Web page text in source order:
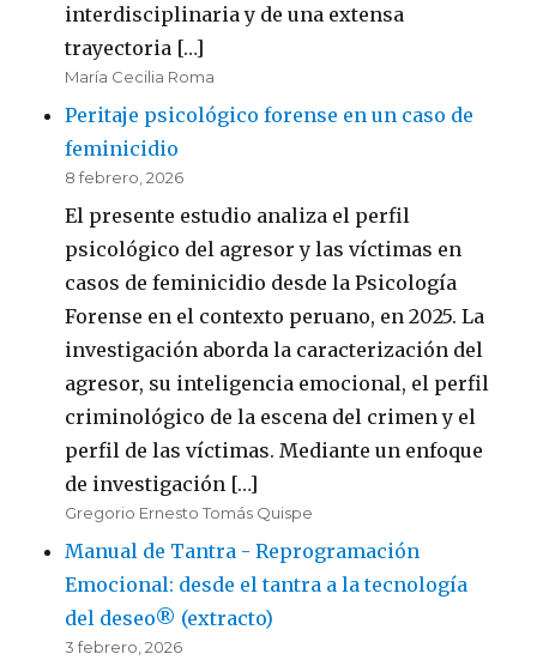
interdisciplinaria y de una extensa
trayectoria […]
María Cecilia Roma
Peritaje psicológico forense en un caso de
feminicidio
8 febrero, 2026
El presente estudio analiza el perfil
psicológico del agresor y las víctimas en
casos de feminicidio desde la Psicología
Forense en el contexto peruano, en 2025. La
investigación aborda la caracterización del
agresor, su inteligencia emocional, el perfil
criminológico de la escena del crimen y el
perfil de las víctimas. Mediante un enfoque
de investigación […]
Gregorio Ernesto Tomás Quispe
Manual de Tantra - Reprogramación
Emocional: desde el tantra a la tecnología
del deseo® (extracto)
3 febrero, 2026